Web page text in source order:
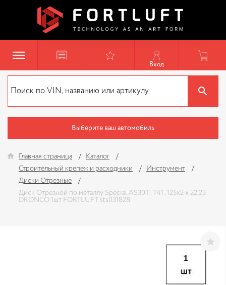
Вход
Выберите ваш автомобиль
Главная страница
Каталог
Строительный крепеж и расходники
Инструмент
Диски Отрезные
Диск Отрезной по металлу Special AS30T , T41 , 125х2 x 22,23
DRONCO 1шт FORTLUFT sts031828